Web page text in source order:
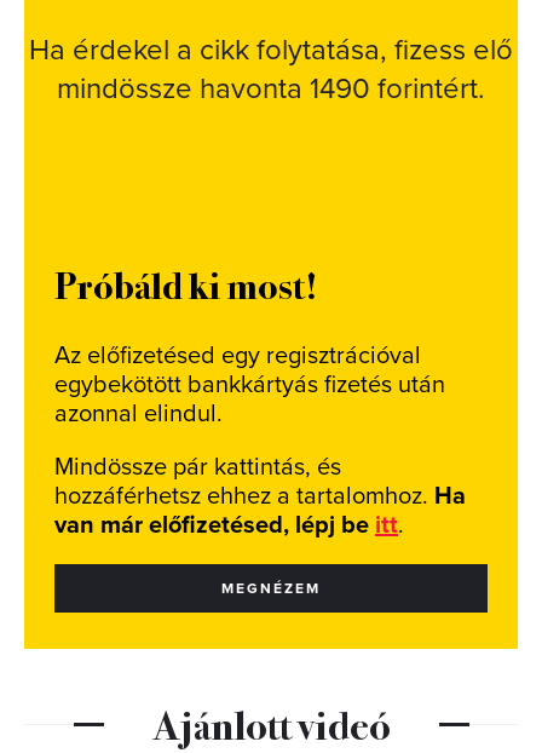
Ha érdekel a cikk folytatása, fizess elő
mindössze havonta 1490 forintért.
Próbáld ki most!
Az előfizetésed egy regisztrációval
egybekötött bankkártyás fizetés után
azonnal elindul.
Mindössze pár kattintás, és
hozzáférhetsz ehhez a tartalomhoz. Ha
van már előfizetésed, lépj be itt.
MEGNÉZEM
Ajánlott videó